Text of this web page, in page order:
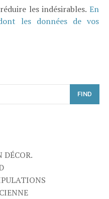
les indésirables. En
les données de vos
FIND
DÉCOR.